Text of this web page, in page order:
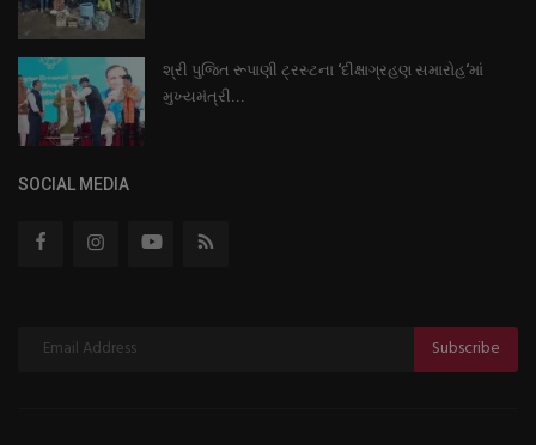
શ્રી પુજિત રૂપાણી ટ્રસ્ટના ‘દીક્ષાગ્રહણ સમારોહ‘માં
મુખ્યમંત્રી...
SOCIAL MEDIA
Subscribe